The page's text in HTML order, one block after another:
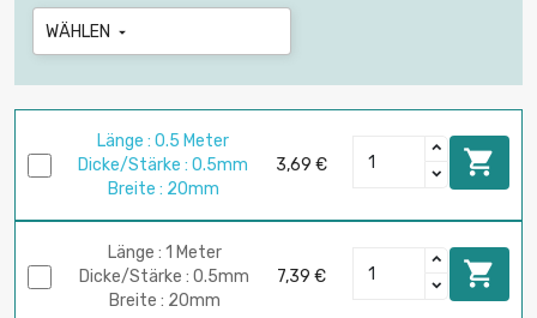
WÄHLEN 
Länge : 0.5 Meter
Dicke/Stärke : 0.5mm
Breite : 20mm
3,69 € 
Länge : 1 Meter
Dicke/Stärke : 0.5mm
Breite : 20mm
7,39 € 